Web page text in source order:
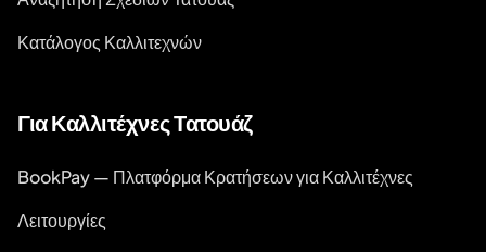
Κατάλογος Καλλιτεχνών
Για Καλλιτέχνες Τατουάζ
BookPay — Πλατφόρμα Κρατήσεων για Καλλιτέχνες
Λειτουργίες